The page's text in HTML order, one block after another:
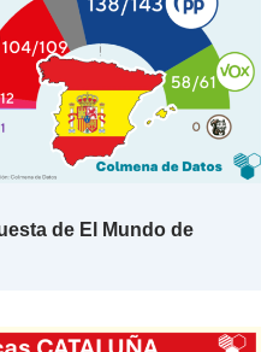
de El Mundo de